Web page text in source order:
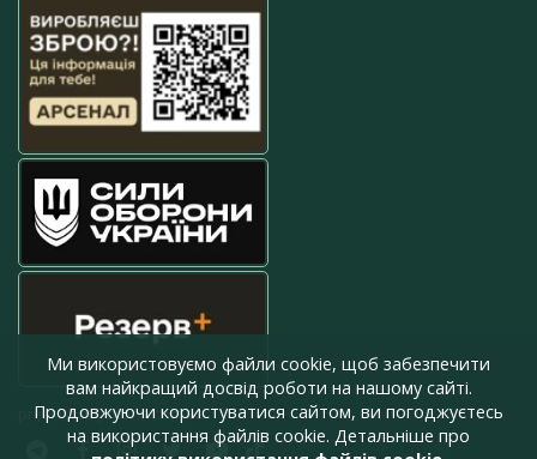
press@armyinform.com.ua
Ми використовуємо файли cookie, щоб забезпечити
вам найкращий досвід роботи на нашому сайті.
Продовжуючи користуватися сайтом, ви погоджуєтесь
на використання файлів cookie. Детальніше про